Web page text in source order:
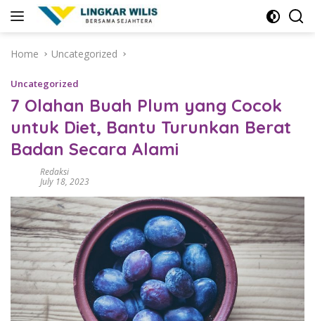
Home
Uncategorized
Uncategorized
7 Olahan Buah Plum yang Cocok
untuk Diet, Bantu Turunkan Berat
Badan Secara Alami
Redaksi
July 18, 2023